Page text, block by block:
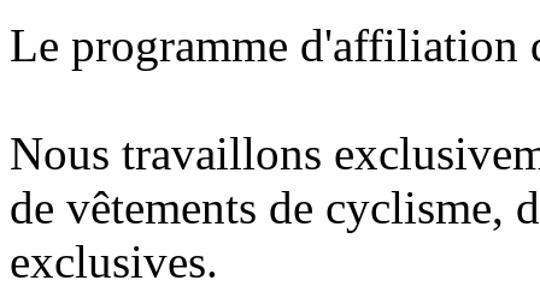
Le programme d'affiliation
Nous travaillons
de vêtements de cyclisme,
exclusives.